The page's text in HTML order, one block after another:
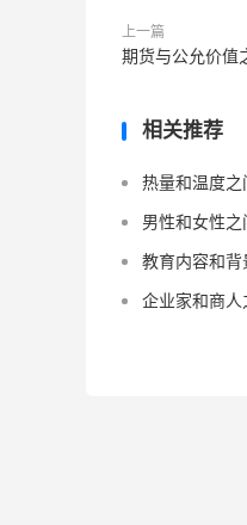
上一篇
期货与公允价值
相关推荐
热量和温度之
男性和女性
教育内容和
企业家和商人